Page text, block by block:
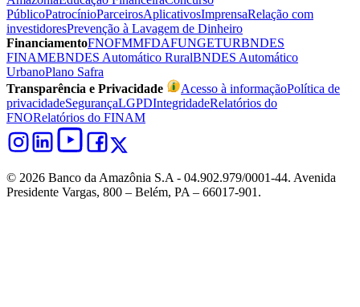
PúblicoPatrocínioParceirosAplicativosImprensaRelação com
investidoresPrevenção à Lavagem de Dinheiro
FinanciamentoFNOFMMFDAFUNGETURBNDES
FINAMEBNDES Automático RuralBNDES Automático
UrbanoPlano Safra
Transparência e Privacidade
Acesso à informaçãoPolítica de
privacidadeSegurançaLGPDIntegridadeRelatórios do
FNORelatórios do FINAM
© 2026 Banco da Amazônia S.A - 04.902.979/0001‐44. Avenida
Presidente Vargas, 800 – Belém, PA – 66017-901.